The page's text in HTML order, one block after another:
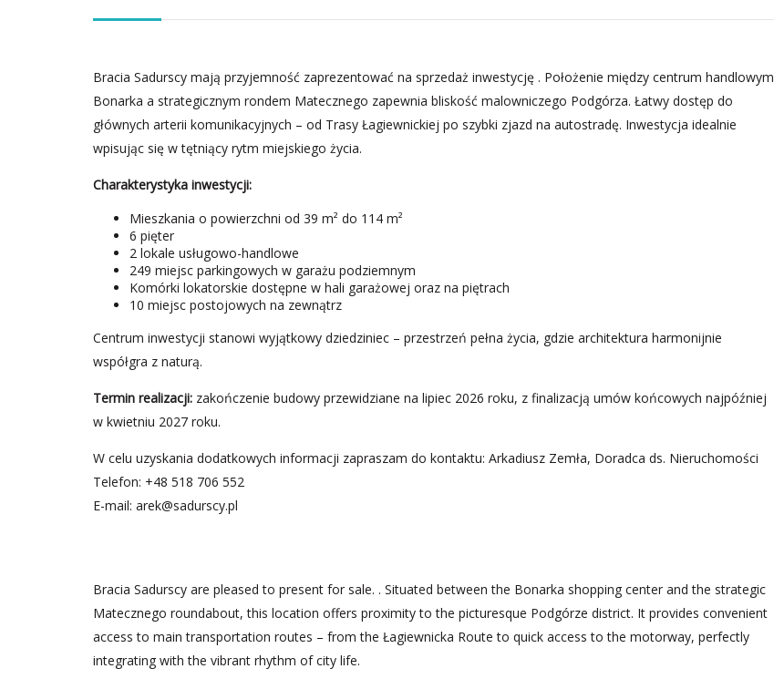
Bracia Sadurscy mają przyjemność zaprezentować na sprzedaż inwestycję . Położenie między centrum handlowym
Bonarka a strategicznym rondem Matecznego zapewnia bliskość malowniczego Podgórza. Łatwy dostęp do
głównych arterii komunikacyjnych – od Trasy Łagiewnickiej po szybki zjazd na autostradę. Inwestycja idealnie
wpisując się w tętniący rytm miejskiego życia.
Charakterystyka inwestycji:
Mieszkania o powierzchni od 39 m² do 114 m²
6 pięter
2 lokale usługowo-handlowe
249 miejsc parkingowych w garażu podziemnym
Komórki lokatorskie dostępne w hali garażowej oraz na piętrach
10 miejsc postojowych na zewnątrz
Centrum inwestycji stanowi wyjątkowy dziedziniec – przestrzeń pełna życia, gdzie architektura harmonijnie
współgra z naturą.
Termin realizacji: zakończenie budowy przewidziane na lipiec 2026 roku, z finalizacją umów końcowych najpóźniej
w kwietniu 2027 roku.
W celu uzyskania dodatkowych informacji zapraszam do kontaktu: Arkadiusz Zemła, Doradca ds. Nieruchomości
Telefon: +48 518 706 552
E-mail: arek@sadurscy.pl
Bracia Sadurscy are pleased to present for sale. . Situated between the Bonarka shopping center and the strategic
Matecznego roundabout, this location offers proximity to the picturesque Podgórze district. It provides convenient
access to main transportation routes – from the Łagiewnicka Route to quick access to the motorway, perfectly
integrating with the vibrant rhythm of city life.